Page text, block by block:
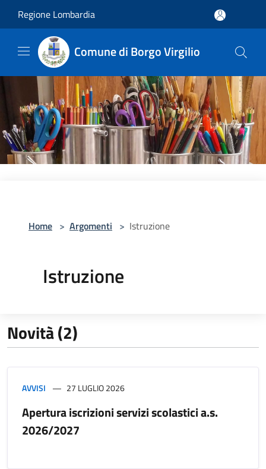
Regione Lombardia
Comune di Borgo Virgilio
Home > Argomenti > Istruzione
Istruzione
Novità (2)
AVVISI 27 LUGLIO 2026
Apertura iscrizioni servizi scolastici a.s.
2026/2027